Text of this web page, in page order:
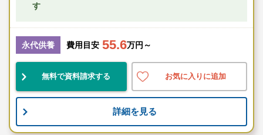
す
永代供養 費用目安 55.6万円～
無料で資料請求する お気に入りに追加
詳細を見る